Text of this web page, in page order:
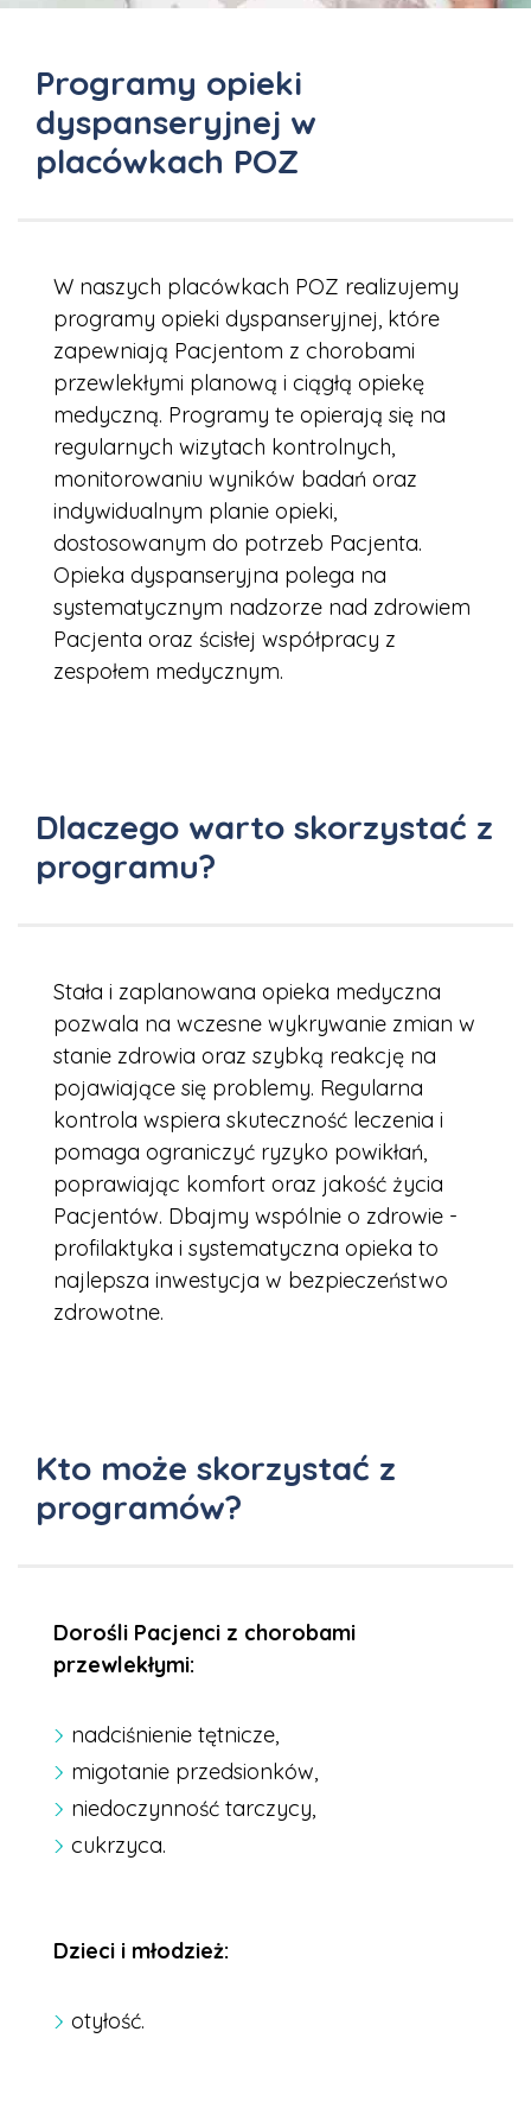
Programy opieki
dyspanseryjnej w
placówkach POZ
W naszych placówkach POZ realizujemy
programy opieki dyspanseryjnej, które
zapewniają Pacjentom z chorobami
przewlekłymi planową i ciągłą opiekę
medyczną. Programy te opierają się na
regularnych wizytach kontrolnych,
monitorowaniu wyników badań oraz
indywidualnym planie opieki,
dostosowanym do potrzeb Pacjenta.
Opieka dyspanseryjna polega na
systematycznym nadzorze nad zdrowiem
Pacjenta oraz ścisłej współpracy z
zespołem medycznym.
Dlaczego warto skorzystać z
programu?
Stała i zaplanowana opieka medyczna
pozwala na wczesne wykrywanie zmian w
stanie zdrowia oraz szybką reakcję na
pojawiające się problemy. Regularna
kontrola wspiera skuteczność leczenia i
pomaga ograniczyć ryzyko powikłań,
poprawiając komfort oraz jakość życia
Pacjentów. Dbajmy wspólnie o zdrowie -
profilaktyka i systematyczna opieka to
najlepsza inwestycja w bezpieczeństwo
zdrowotne.
Kto może skorzystać z
programów?
Dorośli Pacjenci z chorobami
przewlekłymi:
nadciśnienie tętnicze,
migotanie przedsionków,
niedoczynność tarczycy,
cukrzyca.
Dzieci i młodzież:
otyłość.